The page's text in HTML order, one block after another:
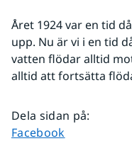
Året 1924 var en tid
upp. Nu är vi i en tid
vatten flödar alltid
alltid att fortsätta
Dela sidan på:
Dela sidan på
Facebook